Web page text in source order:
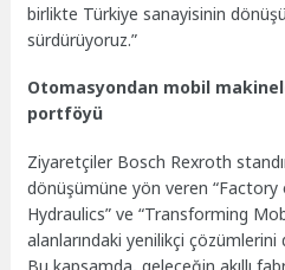
birlikte Türkiye sanayisinin
sürdürüyoruz.”
Otomasyondan mobil
portföyü
Ziyaretçiler Bosch Rexroth
dönüşümüne yön veren
Hydraulics” ve “Transforming
alanlarındaki yenilikçi çözümlerini